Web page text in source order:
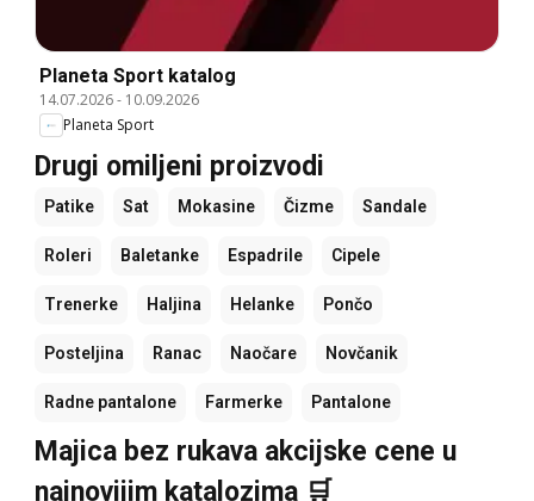
Planeta Sport katalog
14.07.2026- 10.09.2026
Planeta Sport
Drugi omiljeni proizvodi
Patike Sat Mokasine Čizme Sandale
Roleri Baletanke Espadrile Cipele
Trenerke Haljina Helanke Pončo
Posteljina Ranac Naočare Novčanik
Radne pantalone Farmerke Pantalone
Majica bez rukava akcijske cene u
najnovijim katalozima 🛒